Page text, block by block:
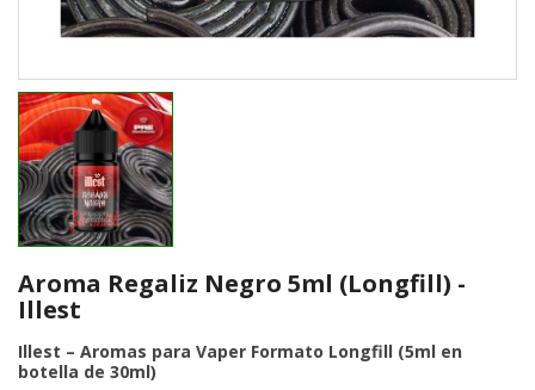
Aroma Regaliz Negro 5ml (Longfill) -
Illest
Illest – Aromas para Vaper Formato Longfill (5ml en
botella de 30ml)